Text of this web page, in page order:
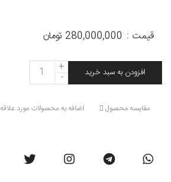
قیمت : 280,000,000 تومان
ع
د
افزودن به سبد خرید
اضافه به محصولات مورد علاقه مقایسه محصول